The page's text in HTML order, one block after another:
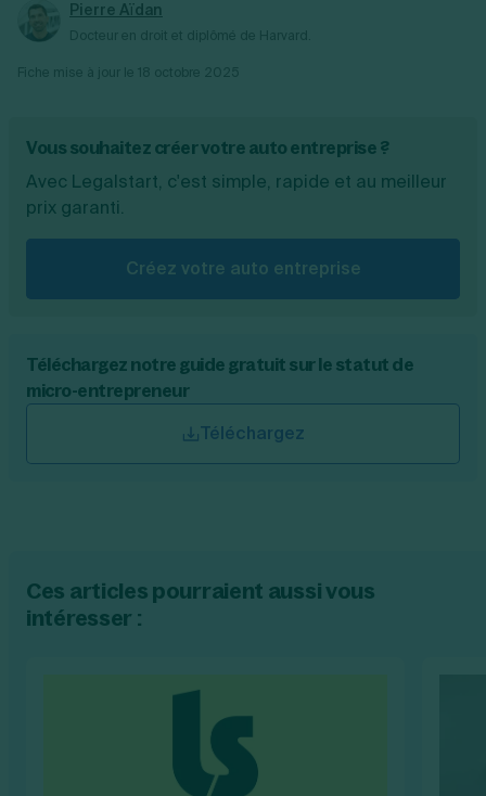
Pierre Aïdan
Vous souhaitez créer votre auto entreprise ?
Avec Legalstart, c'est simple, rapide et au meilleur
prix garanti.
Créez votre auto entreprise
Téléchargez notre guide gratuit sur le statut de
micro-entrepreneur
Téléchargez
Ces articles pourraient aussi vous
intéresser :